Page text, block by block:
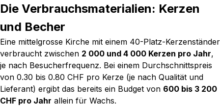
Die Verbrauchsmaterialien: Kerzen
und Becher
Eine mittelgrosse Kirche mit einem 40-Platz-Kerzenständer
verbraucht zwischen 2 000 und 4 000 Kerzen pro Jahr,
je nach Besucherfrequenz. Bei einem Durchschnittspreis
von 0.30 bis 0.80 CHF pro Kerze (je nach Qualität und
Lieferant) ergibt das bereits ein Budget von 600 bis 3 200
CHF pro Jahr allein für Wachs.